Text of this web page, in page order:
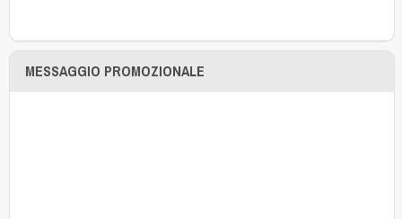
MESSAGGIO PROMOZIONALE